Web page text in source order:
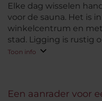
Elke dag wisselen
voor de sauna. Het is
winkelcentrum en
stad. Ligging is rustig
boven met een
bezoek en komen
Toon info
Een aanrader voor